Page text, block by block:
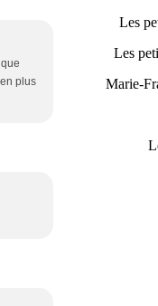
plus
Les
Les
Marie-